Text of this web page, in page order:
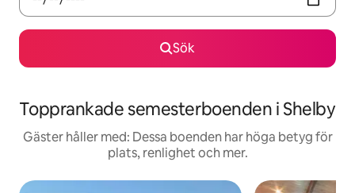
Sök
Topprankade semesterboenden i Shelby
Gäster håller med: Dessa boenden har höga betyg för
plats, renlighet och mer.